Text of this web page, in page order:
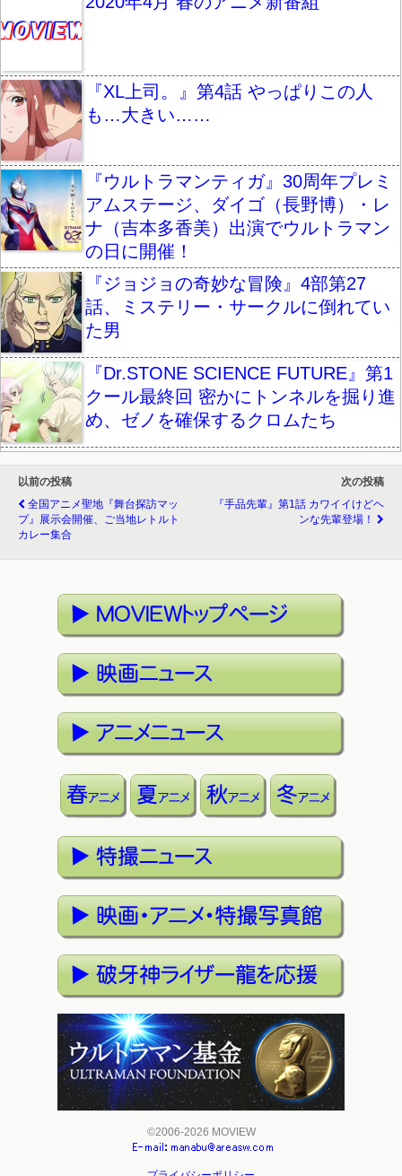
『XL上司。』第4話 やっぱりこの人
も…大きい……
『ウルトラマンティガ』30周年プレミ
アムステージ、ダイゴ（長野博）・レ
ナ（吉本多香美）出演でウルトラマン
の日に開催！
『ジョジョの奇妙な冒険』4部第27
話、ミステリー・サークルに倒れてい
た男
『Dr.STONE SCIENCE FUTURE』第1
クール最終回 密かにトンネルを掘り進
め、ゼノを確保するクロムたち
以前の投稿
全国アニメ聖地『舞台探訪マッ
プ』展示会開催、ご当地レトルト
カレー集合
次の投稿
『手品先輩』第1話 カワイイけどヘ
ンな先輩登場！
©2006-2026 MOVIEW